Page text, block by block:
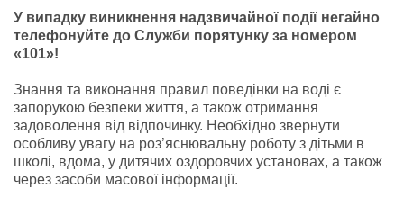
У випадку виникнення надзвичайної події негайно
телефонуйте до Служби порятунку за номером
«101»!
Знання та виконання правил поведінки на воді є
запорукою безпеки життя, а також отримання
задоволення від відпочинку. Необхідно звернути
особливу увагу на роз’яснювальну роботу з дітьми в
школі, вдома, у дитячих оздоровчих установах, а також
через засоби масової інформації.